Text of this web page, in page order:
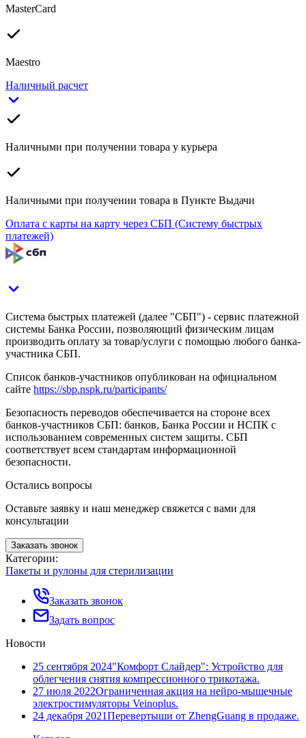
MasterCard
Maestro
Наличный расчет
Наличными при получении товара у курьера
Наличными при получении товара в Пункте Выдачи
Оплата с карты на карту через СБП (Систему быстрых
платежей)
Система быстрых платежей (далее "СБП") - сервис платежной
системы Банка России, позволяющий физическим лицам
производить оплату за товар/услуги с помощью любого банка-
участника СБП.
Список банков-участников опубликован на официальном
сайте https://sbp.nspk.ru/participants/
Безопасность переводов обеспечивается на стороне всех
банков-участников СБП: банков, Банка России и НСПК с
использованием современных систем защиты. СБП
соответствует всем стандартам информационной
безопасности.
Остались вопросы
Оставьте заявку и наш менеджер свяжется с вами для
консультации
Заказать звонок
Категории:
Пакеты и рулоны для стерилизации
Заказать звонок
Задать вопрос
Новости
25 сентября 2024"Комфорт Слайдер": Устройство для
облегчения снятия компрессионного трикотажа.
27 июля 2022Ограниченная акция на нейро-мышечные
электростимуляторы Veinoplus.
24 декабря 2021Перевертыши от ZhengGuang в продаже.